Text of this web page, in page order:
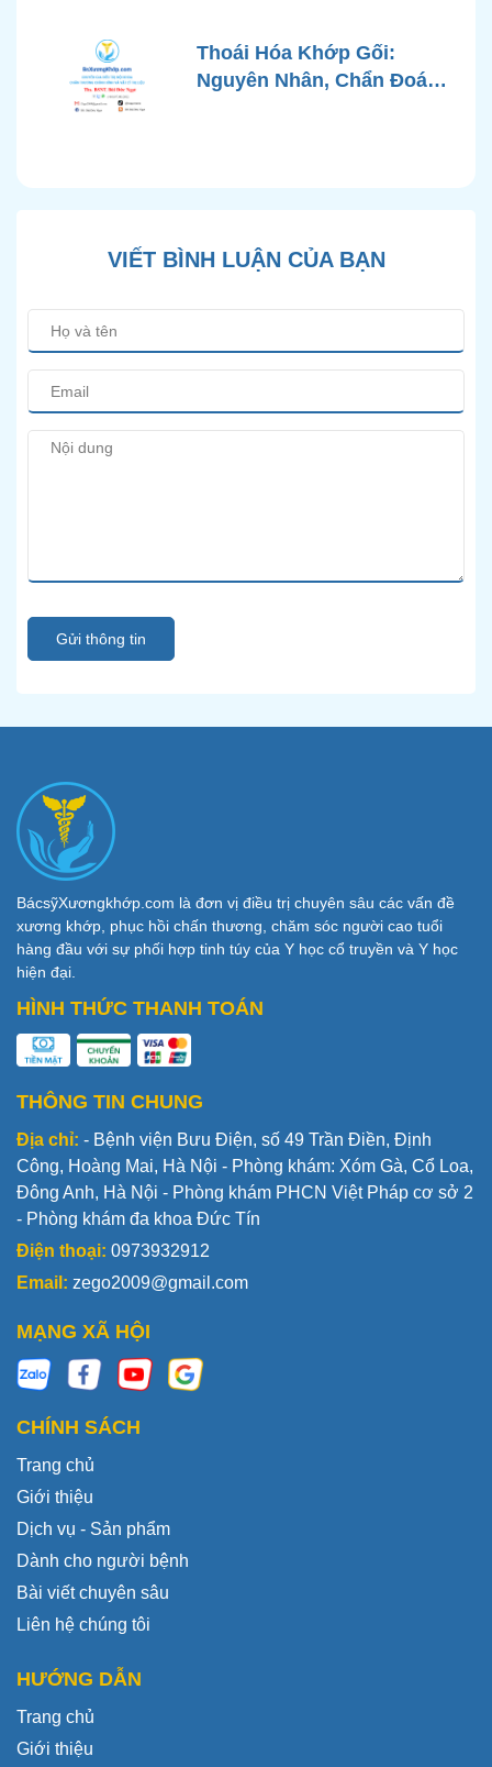
Chuẩn Y Khoa
Thoái Hóa Khớp Gối:
Nguyên Nhân, Chẩn Đoán
VIẾT BÌNH LUẬN CỦA BẠN
Gửi thông tin
BácsỹXươngkhớp.com là đơn vị điều trị chuyên sâu các vấn đề
xương khớp, phục hồi chấn thương, chăm sóc người cao tuổi
hàng đầu với sự phối hợp tinh túy của Y học cổ truyền và Y học
hiện đại.
HÌNH THỨC THANH TOÁN
THÔNG TIN CHUNG
Địa chỉ: - Bệnh viện Bưu Điện, số 49 Trần Điền, Định
Công, Hoàng Mai, Hà Nội - Phòng khám: Xóm Gà, Cổ Loa,
Đông Anh, Hà Nội - Phòng khám PHCN Việt Pháp cơ sở 2
- Phòng khám đa khoa Đức Tín
Điện thoại: 0973932912
Email: zego2009@gmail.com
MẠNG XÃ HỘI
CHÍNH SÁCH
Trang chủ
Giới thiệu
Dịch vụ - Sản phẩm
Dành cho người bệnh
Bài viết chuyên sâu
Liên hệ chúng tôi
HƯỚNG DẪN
Trang chủ
Giới thiệu